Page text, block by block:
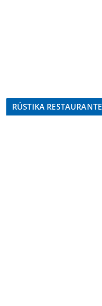
RÚSTIKA RESTAURANTE